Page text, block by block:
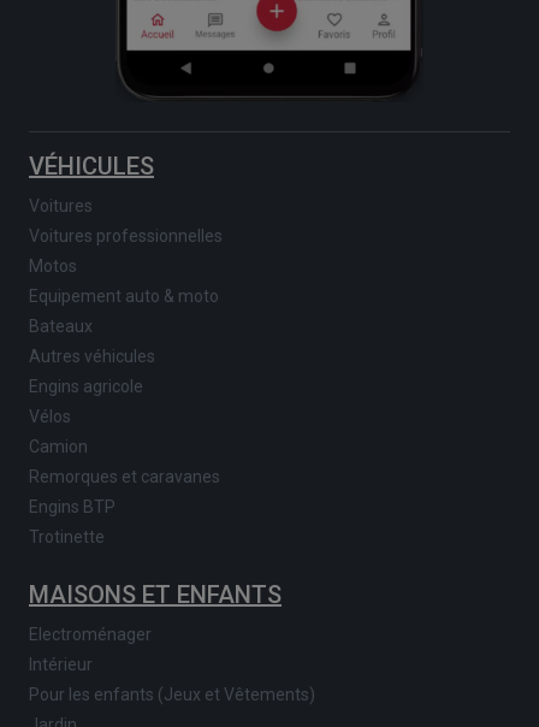
VÉHICULES
Voitures
Voitures professionnelles
Motos
Equipement auto & moto
Bateaux
Autres véhicules
Engins agricole
Vélos
Camion
Remorques et caravanes
Engins BTP
Trotinette
MAISONS ET ENFANTS
Electroménager
Intérieur
Pour les enfants (Jeux et Vêtements)